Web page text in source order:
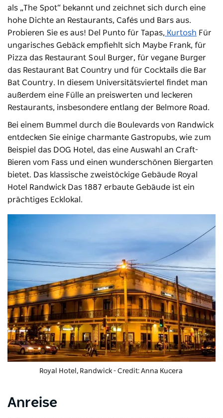
als „The Spot“ bekannt und zeichnet sich durch eine
hohe Dichte an Restaurants, Cafés und Bars aus.
Probieren Sie es aus! Del Punto für Tapas, Kurtosh Für
ungarisches Gebäck empfiehlt sich Maybe Frank, für
Pizza das Restaurant Soul Burger, für vegane Burger
das Restaurant Bat Country und für Cocktails die Bar
Bat Country. In diesem Universitätsviertel findet man
außerdem eine Fülle an preiswerten und leckeren
Restaurants, insbesondere entlang der Belmore Road.
Bei einem Bummel durch die Boulevards von Randwick
entdecken Sie einige charmante Gastropubs, wie zum
Beispiel das DOG Hotel, das eine Auswahl an Craft-
Bieren vom Fass und einen wunderschönen Biergarten
bietet. Das klassische zweistöckige Gebäude Royal
Hotel Randwick Das 1887 erbaute Gebäude ist ein
prächtiges Ecklokal.
Royal Hotel , Randwick - Credit: Anna Kucera
Anreise